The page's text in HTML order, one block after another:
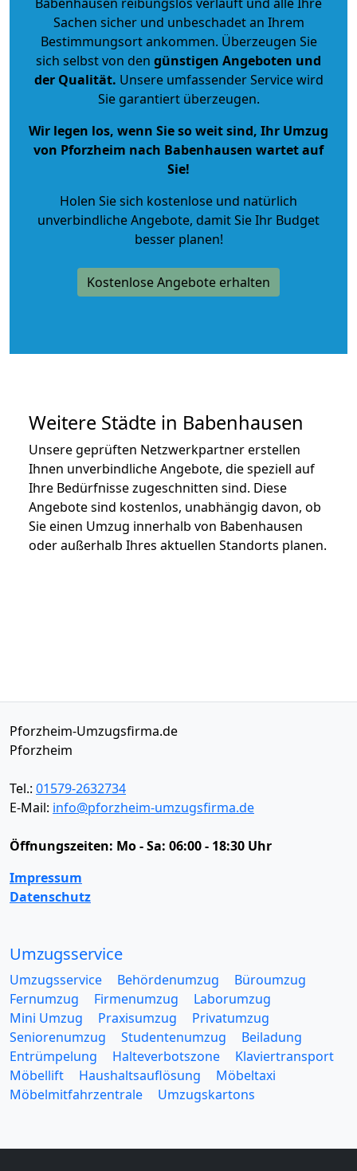
Sachen sicher und unbeschadet an Ihrem
Bestimmungsort ankommen. Überzeugen Sie
sich selbst von den günstigen Angeboten und
der Qualität. Unsere umfassender Service wird
Sie garantiert überzeugen.
Wir legen los, wenn Sie so weit sind, Ihr Umzug
von Pforzheim nach Babenhausen wartet auf
Sie!
Holen Sie sich kostenlose und natürlich
unverbindliche Angebote, damit Sie Ihr Budget
besser planen!
Kostenlose Angebote erhalten
Weitere Städte in Babenhausen
Unsere geprüften Netzwerkpartner erstellen
Ihnen unverbindliche Angebote, die speziell auf
Ihre Bedürfnisse zugeschnitten sind. Diese
Angebote sind kostenlos, unabhängig davon, ob
Sie einen Umzug innerhalb von Babenhausen
oder außerhalb Ihres aktuellen Standorts planen.
Pforzheim-Umzugsfirma.de
Pforzheim
Tel.: 01579-2632734
E-Mail: info@pforzheim-umzugsfirma.de
Öffnungszeiten: Mo - Sa: 06:00 - 18:30 Uhr
Impressum
Datenschutz
Umzugsservice
Umzugsservice Behördenumzug
Büroumzug
Fernumzug
Firmenumzug
Laborumzug
Mini Umzug
Praxisumzug
Privatumzug
Seniorenumzug
Studentenumzug
Beiladung
Entrümpelung
Halteverbotszone
Klaviertransport
Möbellift
Haushaltsauflösung
Möbeltaxi
Möbelmitfahrzentrale
Umzugskartons